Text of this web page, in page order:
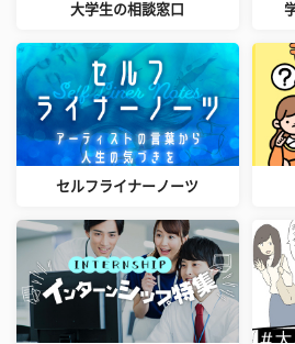
大学生の相談窓口
セルフライナーノーツ